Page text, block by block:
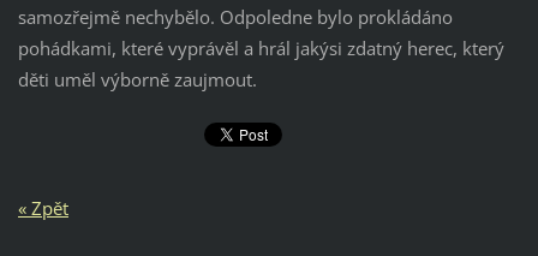
samozřejmě nechybělo. Odpoledne bylo prokládáno
pohádkami, které vyprávěl a hrál jakýsi zdatný herec, který
děti uměl výborně zaujmout.
« Zpět